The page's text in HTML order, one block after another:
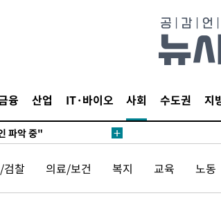
융 산업 IT·바이오 사회 수도권 지
재는 내부 지침 준수"
리센터도 압수수색
일 가능성
파악 중"
"
재개
역적자 있어"
검찰 의료/보건 복지 교육 노동